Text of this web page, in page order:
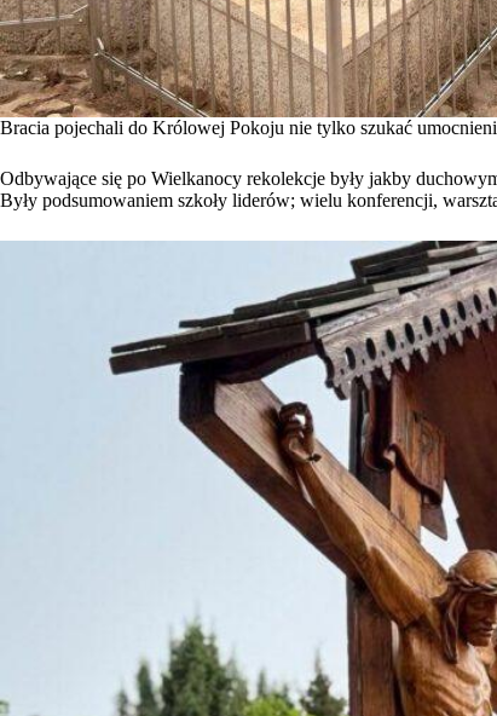
Bracia pojechali do Królowej Pokoju nie tylko szukać
Odbywające się po Wielkanocy rekolekcje były jakby
Były podsumowaniem szkoły liderów; wielu konferencji,